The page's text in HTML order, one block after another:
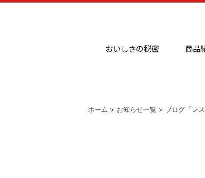
おいしさの秘密 商品
ホーム > お知らせ一覧 > ブログ「レ